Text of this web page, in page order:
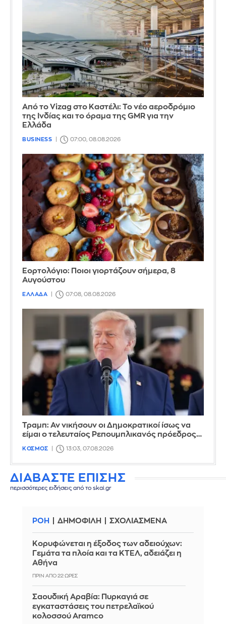
Από το Vizag στο Καστέλι: Το νέο αεροδρόμιο
της Ινδίας και το όραμα της GMR για την
Ελλάδα
BUSINESS 07:00, 08.08.2026
Εορτολόγιο: Ποιοι γιορτάζουν σήμερα, 8
Αυγούστου
ΕΛΛΑΔΑ 07:08, 08.08.2026
Τραμπ: Αν νικήσουν οι Δημοκρατικοί ίσως να
είμαι ο τελευταίος Ρεπουμπλικανός πρόεδρος…
ΚΟΣΜΟΣ 13:03, 07.08.2026
ΔΙΑΒΑΣΤΕ ΕΠΙΣΗΣ
περισσότερες ειδήσεις από το skai.gr
ΡΟΗ ΔΗΜΟΦΙΛΗ ΣΧΟΛΙΑΣΜΕΝΑ
Κορυφώνεται η έξοδος των αδειούχων:
Γεμάτα τα πλοία και τα ΚΤΕΛ, αδειάζει η
Αθήνα
ΠΡΙΝ ΑΠΌ 22 ΏΡΕΣ
Σαουδική Αραβία: Πυρκαγιά σε
εγκαταστάσεις του πετρελαϊκού
κολοσσού Aramco